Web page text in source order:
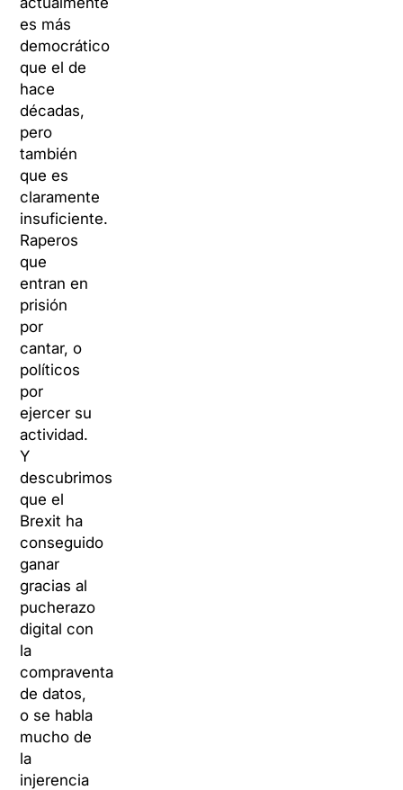
es más
democrático
que el de
hace
décadas,
pero
también
que es
claramente
insuficiente.
Raperos
que
entran en
prisión
por
cantar, o
políticos
por
ejercer su
actividad.
Y
descubrimos
que el
Brexit ha
conseguido
ganar
gracias al
pucherazo
digital con
la
compraventa
de datos,
o se habla
mucho de
la
injerencia